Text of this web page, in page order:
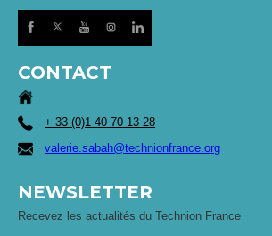
CONTACT
--
+ 33 (0)1 40 70 13 28
valerie.sabah@technionfrance.org
NEWSLETTER
Recevez les actualités du Technion France